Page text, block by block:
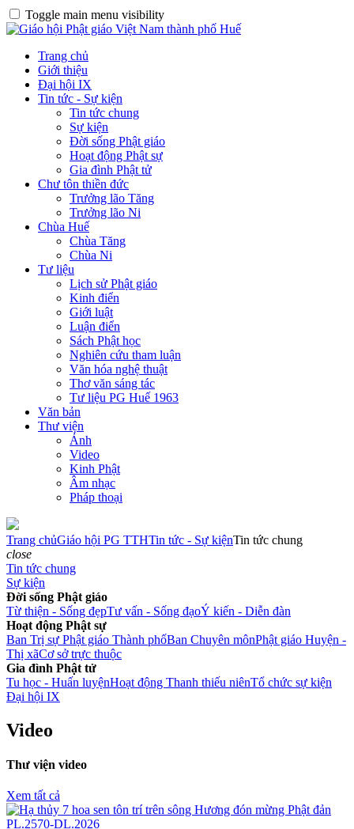
Toggle main menu visibility
Trang chủ
Giới thiệu
Đại hội IX
Tin tức - Sự kiện
Tin tức chung
Sự kiện
Đời sống Phật giáo
Hoạt động Phật sự
Gia đình Phật tử
Chư tôn thiền đức
Trưởng lão Tăng
Trưởng lão Ni
Chùa Huế
Chùa Tăng
Chùa Ni
Tư liệu
Lịch sử Phật giáo
Kinh điển
Giới luật
Luận điển
Sách Phật học
Nghiên cứu tham luận
Văn hóa nghệ thuật
Thơ văn sáng tác
Tư liệu PG Huế 1963
Văn bản
Thư viện
Ảnh
Video
Kinh Phật
Âm nhạc
Pháp thoại
Trang chủGiáo hội PG TTHTin tức - Sự kiệnTin tức chung
close
Tin tức chung
Sự kiện
Đời sống Phật giáo
Từ thiện - Sống đẹpTư vấn - Sống đạoÝ kiến - Diễn đàn
Hoạt động Phật sự
Ban Trị sự Phật giáo Thành phốBan Chuyên mônPhật giáo Huyện -
Thị xãCơ sở trực thuộc
Gia đình Phật tử
Tu học - Huấn luyệnHoạt động Thanh thiếu niênTổ chức sự kiện
Đại hội IX
Video
Thư viện video
Xem tất cả